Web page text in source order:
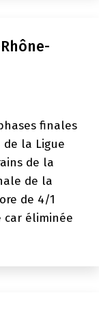
finales
la Ligue
de la
de la
de 4/1
car éliminée